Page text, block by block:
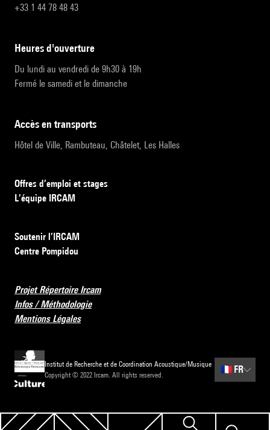
+33 1 44 78 48 43
heures d'ouverture
Du lundi au vendredi de 9h30 à 19h
Fermé le samedi et le dimanche
accès en transports
Hôtel de Ville, Rambuteau, Châtelet, Les Halles
Offres d’emploi et stages
L’équipe IRCAM
Soutenir l’IRCAM
Centre Pompidou
Projet Répertoire Ircam
Infos / Méthodologie
Mentions Légales
Institut de Recherche et de Coordination Acoustique/Musique
Copyright © 2022 Ircam. All rights reserved.
🇫🇷 FR